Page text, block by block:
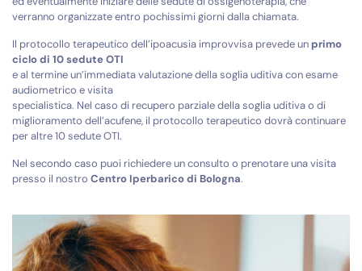
verranno organizzate entro pochissimi giorni dalla chiamata.
Il protocollo terapeutico dell’ipoacusia improvvisa prevede un primo
ciclo di 10 sedute OTI
e al termine un’immediata valutazione della soglia uditiva con esame
audiometrico e visita
specialistica. Nel caso di recupero parziale della soglia uditiva o di
miglioramento dell’acufene, il protocollo terapeutico dovrà continuare
per altre 10 sedute OTI.
Nel secondo caso puoi richiedere un consulto o prenotare una visita
presso il nostro Centro Iperbarico di Bologna.